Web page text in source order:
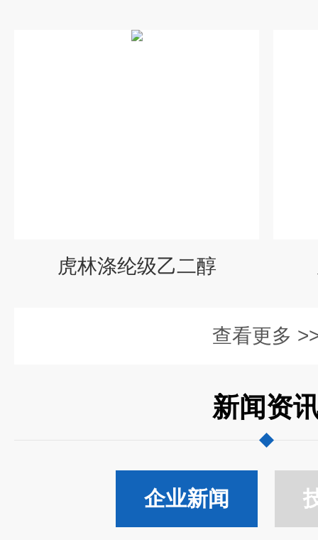
虎林涤纶级乙二醇
查看更多
新闻资
企业新闻